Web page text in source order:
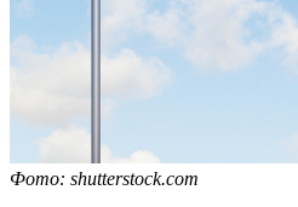
Фото: shutterstock.com